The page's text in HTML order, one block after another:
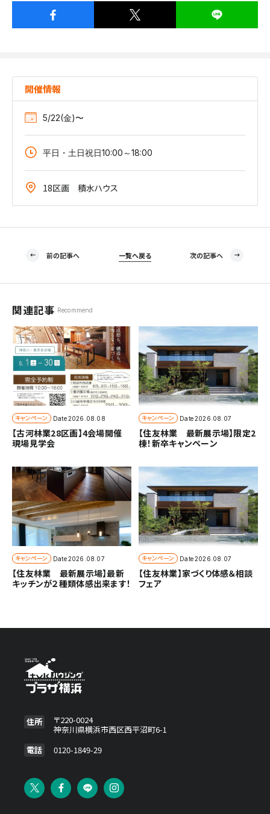
開催情報
5/22(金)〜
平日・土日祝日10:00～18:00
18区画 積水ハウス
前の記事へ 一覧へ戻る 次の記事へ
関連記事 Recommend
キャンペーン Date2026.08.08
【古河林業28区画】4会場開催
現場見学会
キャンペーン Date2026.08.07
【住友林業 最新展示場】限定2
棟！新卒キャンペーン
キャンペーン Date2026.08.07
【住友林業 最新展示場】最新
キッチンが２種類体感出来ます！
キャンペーン Date2026.08.07
【住友林業】家づくり体感＆相談
フェア
住所
〒220-0024
神奈川県横浜市西区西平沼町6-1
電話
0120-1849-29